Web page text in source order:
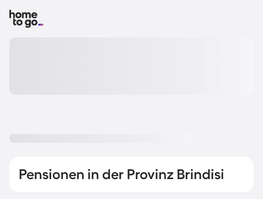
Pensionen in der Provinz Brindisi